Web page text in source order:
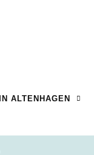
ALTENHAGEN